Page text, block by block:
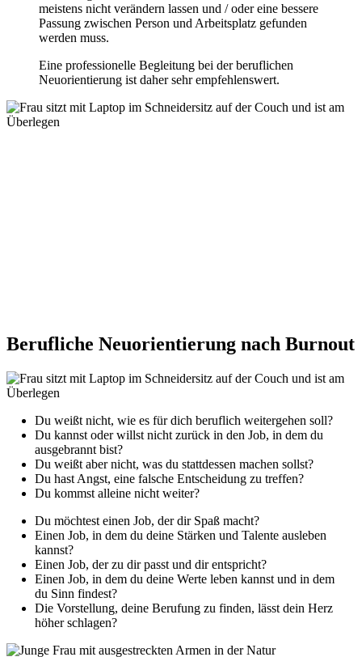
meistens nicht verändern lassen und / oder eine bessere
Passung zwischen Person und Arbeitsplatz gefunden
werden muss.
Eine professionelle Begleitung bei der beruflichen
Neuorientierung ist daher sehr empfehlenswert.
Berufliche Neuorientierung nach Burnout
Du weißt nicht, wie es für dich beruflich weitergehen soll?
Du kannst oder willst nicht zurück in den Job, in dem du
ausgebrannt bist?
Du weißt aber nicht, was du stattdessen machen sollst?
Du hast Angst, eine falsche Entscheidung zu treffen?
Du kommst alleine nicht weiter?
Du möchtest einen Job, der dir Spaß macht?
Einen Job, in dem du deine Stärken und Talente ausleben
kannst?
Einen Job, der zu dir passt und dir entspricht?
Einen Job, in dem du deine Werte leben kannst und in dem
du Sinn findest?
Die Vorstellung, deine Berufung zu finden, lässt dein Herz
höher schlagen?